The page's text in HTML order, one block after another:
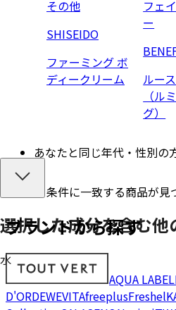
選択した成分を含む他
水
その他
SHISEIDO
ファーミング ボ
ディークリーム
フェ
ー
ルー
（ル
グ）
あなたと同じ年代・性別の
条件に一致する商品が見
ブランドから探す
AQUA LABEL
D'ORDEWEVITAfreeplusFreshel